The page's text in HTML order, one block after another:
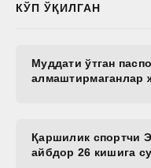
КЎП ЎҚИЛГАН
Муддати ўтган
алмаштирмаганлар
Қаршилик спортчи
айбдор 26 кишига